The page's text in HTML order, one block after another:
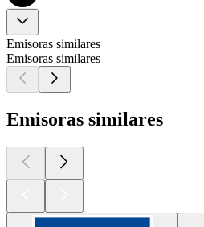
Emisoras similares
Emisoras similares
Emisoras similares